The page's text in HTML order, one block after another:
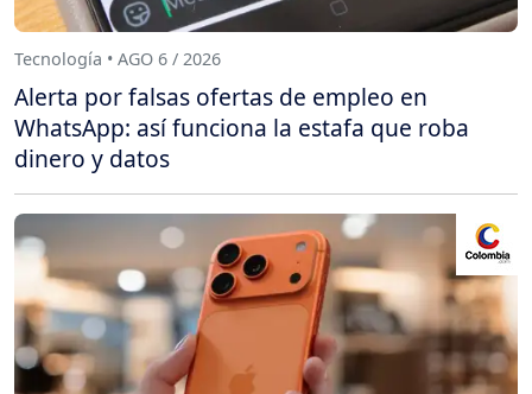
Tecnología • AGO 6 / 2026
Alerta por falsas ofertas de empleo en
WhatsApp: así funciona la estafa que roba
dinero y datos